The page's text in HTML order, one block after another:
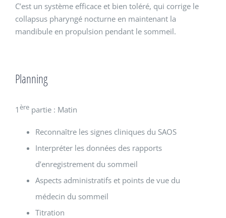
C’est un système efficace et bien toléré, qui corrige le
collapsus pharyngé nocturne en maintenant la
mandibule en propulsion pendant le sommeil.
Planning
1ère partie : Matin
Reconnaître les signes cliniques du SAOS
Interpréter les données des rapports
d’enregistrement du sommeil
Aspects administratifs et points de vue du
médecin du sommeil
Titration